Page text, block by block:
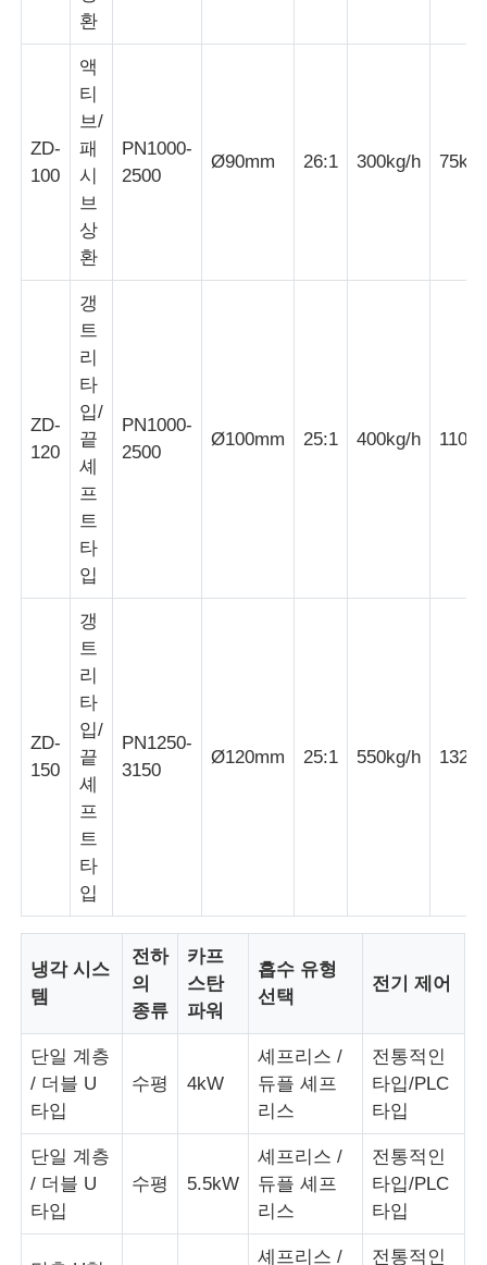
와이어 부설 기계
되감기 기계
기계에서 떨어져 있는 견인
케이블 포장 기계
케이블 롤링 기계
스트리핑 압출기
환
ZD-
100
액
티
브/
패
시
브
상
환
PN1000-
2500
Ø90mm 26:1 300kg/h 75kW
ZD-
120
갱
트
리
타
입/
끝
셰
프
트
타
입
PN1000-
2500
Ø100mm 25:1 400kg/h
ZD-
150
갱
트
리
타
입/
끝
셰
프
트
타
입
PN1250-
3150
Ø120mm 25:1 550kg/h
냉각 시스
템
전하
의
종류
카프
스탄
파워
흡수 유형
선택
전기 제어
단일 계층
/ 더블 U
타입
수평 4kW
셰프리스 /
듀플 셰프
리스
전통적인
타입/PLC
타입
단일 계층
/ 더블 U
타입
수평 5.5kW
셰프리스 /
듀플 셰프
리스
전통적인
타입/PLC
타입
셰프리스 /
전통적인